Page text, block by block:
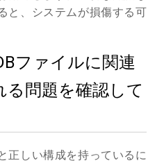
と、システムが損傷する可
ファイルに関連
問題を確認して
正しい構成を持っているに